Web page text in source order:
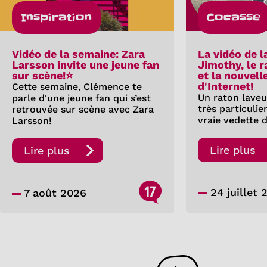
Inspiration
Vidéo de la semaine: Zara
Larsson invite une jeune fan
sur scène!⭐
Cette semaine, Clémence te
parle d'une jeune fan qui s’est
retrouvée sur scène avec Zara
Larsson!
Lire plus
7 août 2026 17
Cocasse
La vidéo de
Jimothy, le
et la
d'Internet!
Un raton
très
vraie vedette
Lire plus
24 juillet